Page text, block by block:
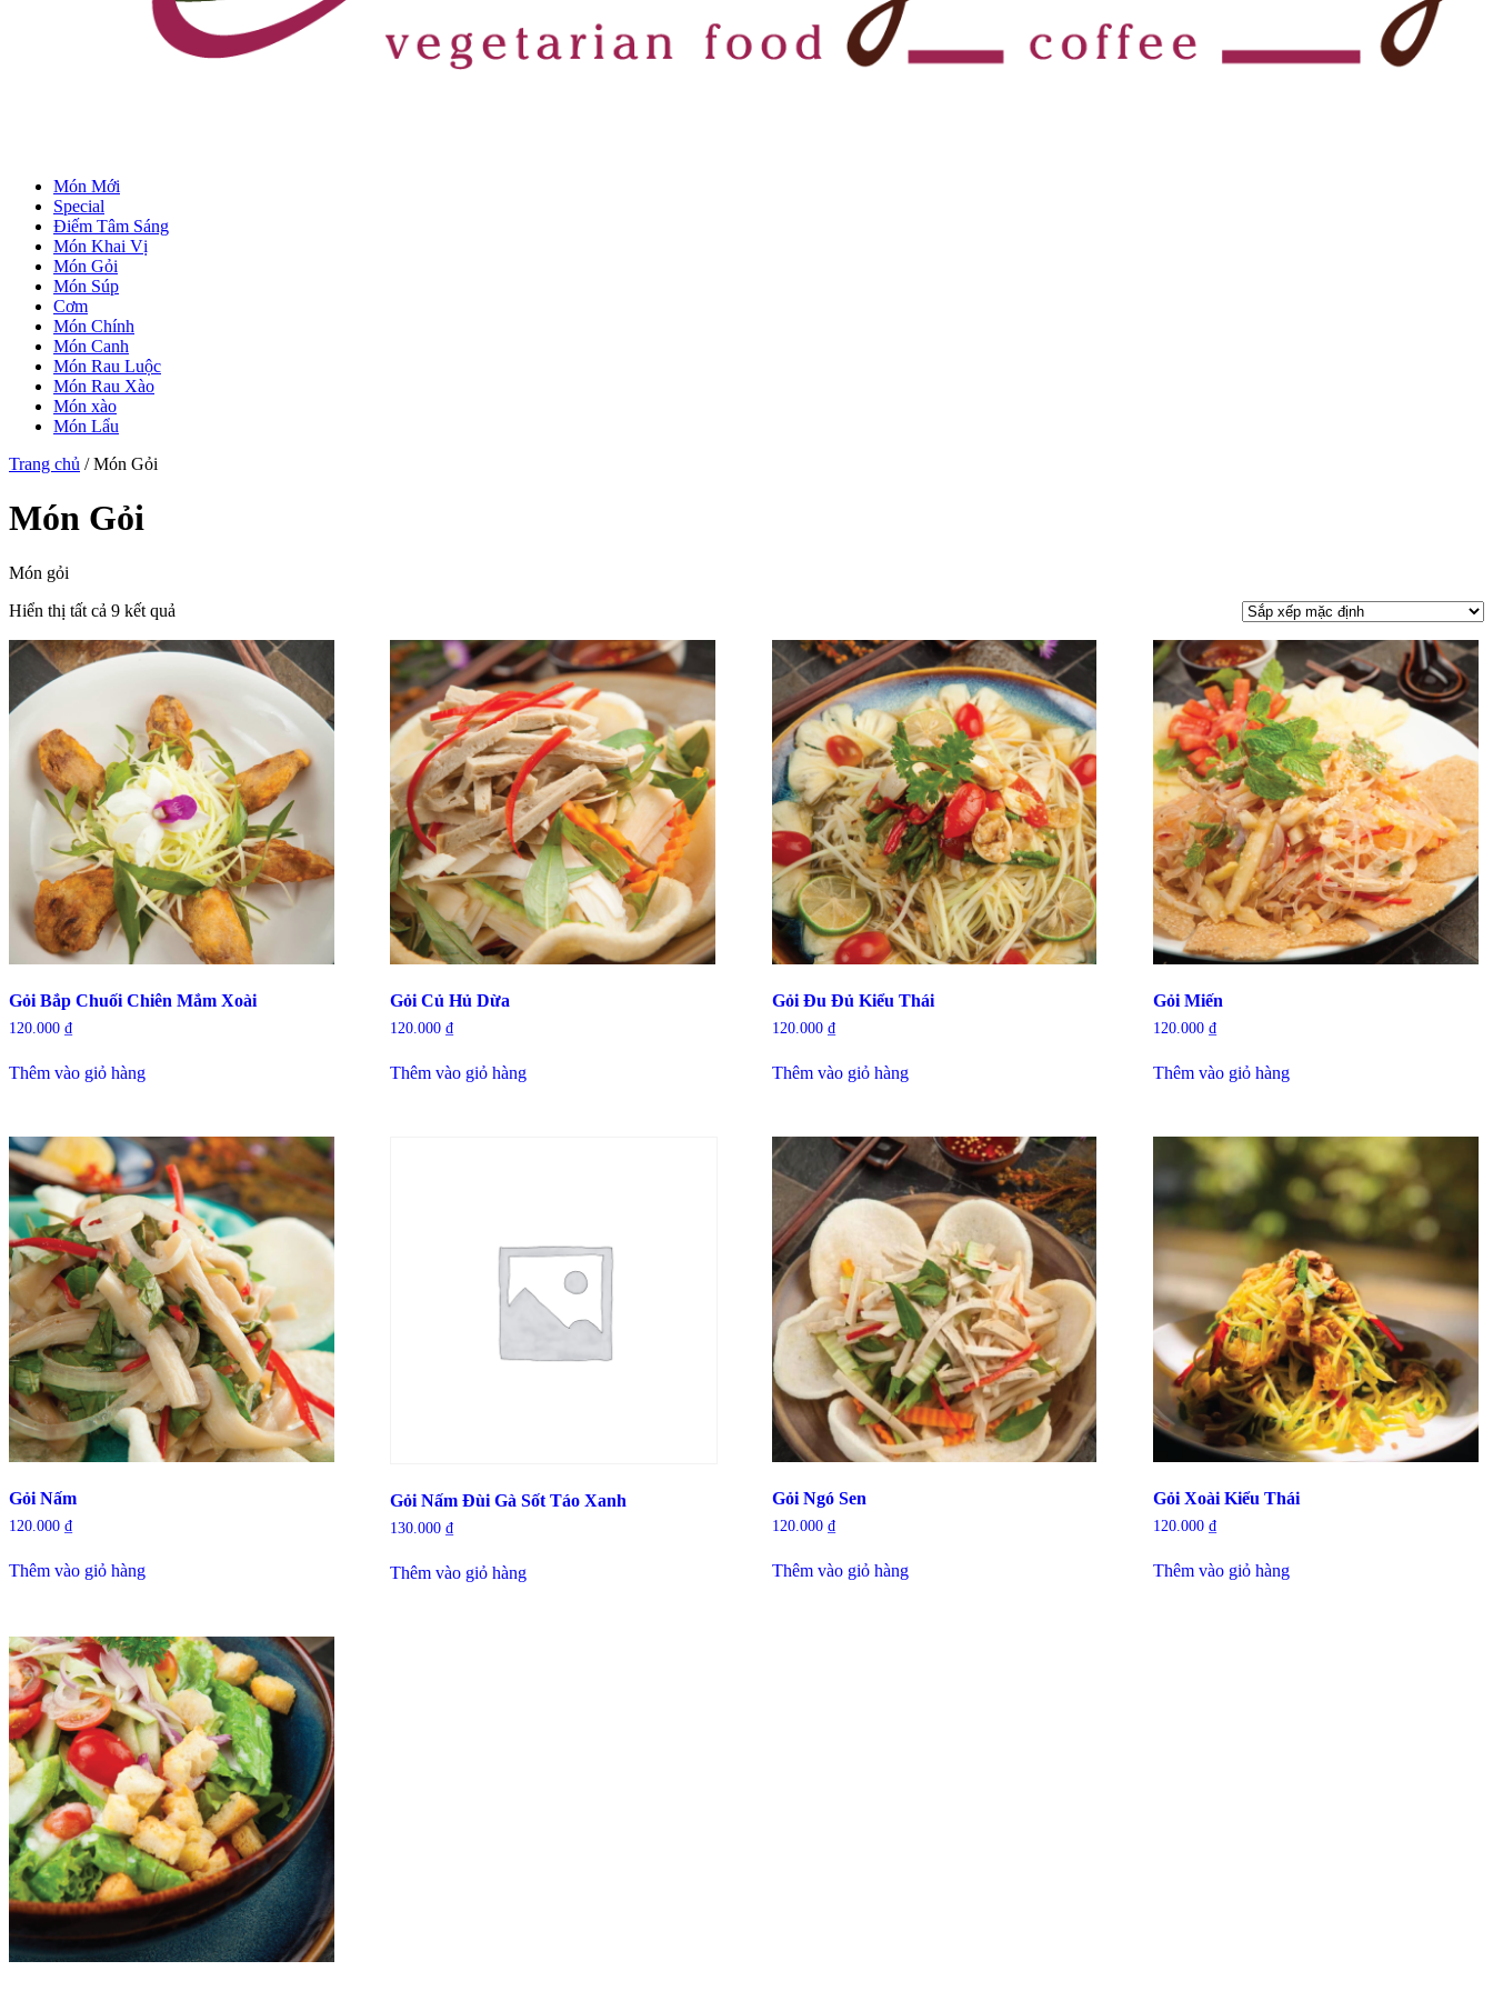
Món Mới
Special
Điếm Tâm Sáng
Món Khai Vị
Món Gỏi
Món Súp
Cơm
Món Chính
Món Canh
Món Rau Luộc
Món Rau Xào
Món xào
Món Lẩu
Trang chủ / Món Gỏi
Món Gỏi
Món gỏi
Hiển thị tất cả 9 kết quả
Gỏi Bắp Chuối Chiên Mắm Xoài
120.000 ₫
Thêm vào giỏ hàng
Gỏi Củ Hủ Dừa
120.000₫
Thêm vào giỏ hàng
Gỏi Đu Đủ Kiểu Thái
120.000 ₫
Thêm vào giỏ hàng
Gỏi Miến
120.000 ₫
Thêm vào giỏ hàng
Gỏi Nấm
120.000 ₫
Thêm vào giỏ hàng
Gỏi Nấm Đùi Gà Sốt Táo Xanh
130.000₫
Thêm vào giỏ hàng
Gỏi Ngó Sen
120.000 ₫
Thêm vào giỏ hàng
Gỏi Xoài Kiểu Thái
120.000 ₫
Thêm vào giỏ hàng